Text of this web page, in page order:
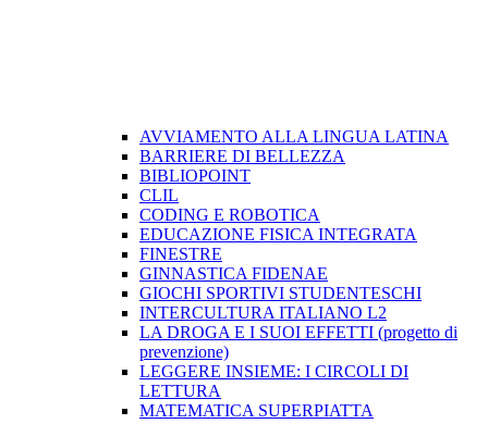
AVVIAMENTO ALLA LINGUA LATINA
BARRIERE DI BELLEZZA
BIBLIOPOINT
CLIL
CODING E ROBOTICA
EDUCAZIONE FISICA INTEGRATA
FINESTRE
GINNASTICA FIDENAE
GIOCHI SPORTIVI STUDENTESCHI
INTERCULTURA ITALIANO L2
LA DROGA E I SUOI EFFETTI (progetto di
prevenzione)
LEGGERE INSIEME: I CIRCOLI DI
LETTURA
MATEMATICA SUPERPIATTA